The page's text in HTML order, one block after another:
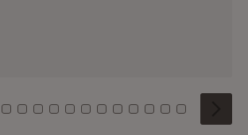
0 1
Kachel: 2
Zu Kachel: 3
Zu Kachel: 4
Zu Kachel: 5
Zu Kachel: 6
Zu Kachel: 7
Zu Kachel: 8
Zu Kachel: 9
Zu Kachel: 10
Zu Kachel: 11
Zu Kachel: 12
Zu Kachel:
Zu